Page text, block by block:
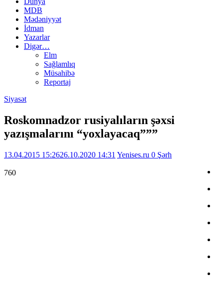
MDB
Mədəniyyət
İdman
Yazarlar
Digər…
Elm
Sağlamlıq
Müsahibə
Reportaj
Siyasət
Roskomnadzor rusiyalıların şəxsi
yazışmalarını “yoxlayacaq”””
13.04.2015 15:2626.10.2020 14:31 Yenises.ru 0 Şərh
760